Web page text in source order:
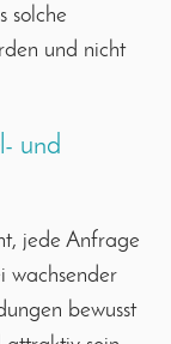
solche
und nicht
und
jede Anfrage
wachsender
bewusst